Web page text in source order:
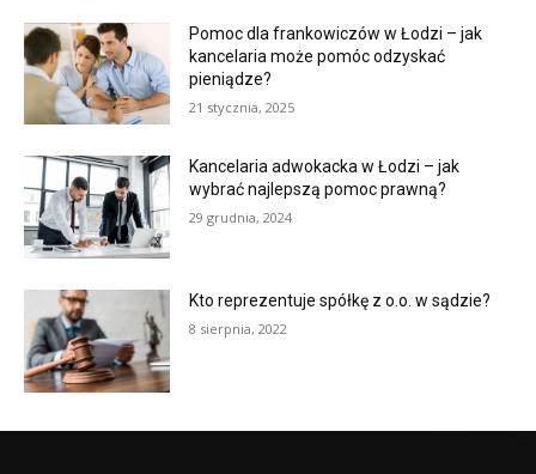
Pomoc dla frankowiczów w Łodzi – jak
kancelaria może pomóc odzyskać
pieniądze?
21 stycznia, 2025
Kancelaria adwokacka w Łodzi – jak
wybrać najlepszą pomoc prawną?
29 grudnia, 2024
Kto reprezentuje spółkę z o.o. w sądzie?
8 sierpnia, 2022